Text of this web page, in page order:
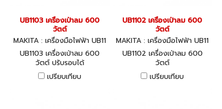
UB1103 เครื่องเป่าลม 600
วัตต์
MAKITA : เครื่องมือไฟฟ้า UB11
03
UB1103 เครื่องเป่าลม 600
วัตต์ ปรับรอบได้
เปรียบเทียบ
UB1102 เครื่องเป่าลม 600
วัตต์
MAKITA : เครื่องมือไฟฟ้า UB11
02
UB1102 เครื่องเป่าลม 600
วัตต์
เปรียบเทียบ